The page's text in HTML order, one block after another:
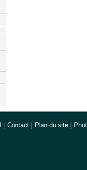
Contact Plan du site